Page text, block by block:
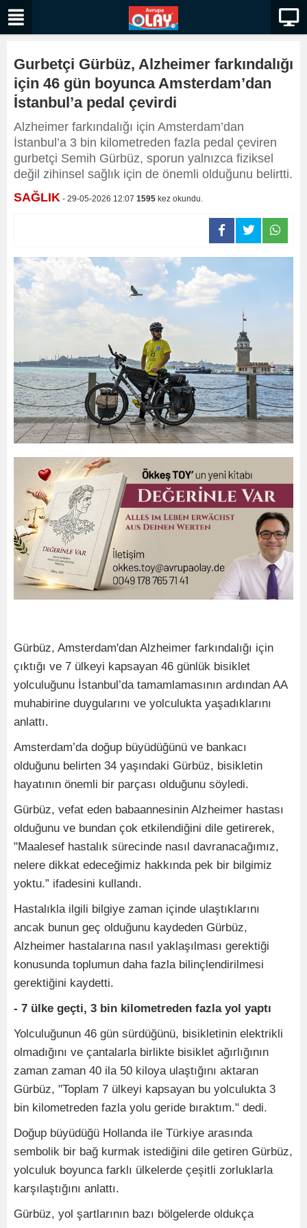
Gurbetçi Gürbüz, Alzheimer farkındalığı
için 46 gün boyunca Amsterdam’dan
İstanbul’a pedal çevirdi
Alzheimer farkındalığı için Amsterdam’dan
İstanbul’a 3 bin kilometreden fazla pedal çeviren
gurbetçi Semih Gürbüz, sporun yalnızca fiziksel
değil zihinsel sağlık için de önemli olduğunu belirtti.
SAĞLIK - 29-05-2026 12:07 1595 kez okundu.
Gürbüz, Amsterdam'dan Alzheimer farkındalığı için
çıktığı ve 7 ülkeyi kapsayan 46 günlük bisiklet
yolculuğunu İstanbul’da tamamlamasının ardından AA
muhabirine duygularını ve yolculukta yaşadıklarını
anlattı.
Amsterdam’da doğup büyüdüğünü ve bankacı
olduğunu belirten 34 yaşındaki Gürbüz, bisikletin
hayatının önemli bir parçası olduğunu söyledi.
Gürbüz, vefat eden babaannesinin Alzheimer hastası
olduğunu ve bundan çok etkilendiğini dile getirerek,
"Maalesef hastalık sürecinde nasıl davranacağımız,
nelere dikkat edeceğimiz hakkında pek bir bilgimiz
yoktu.” ifadesini kullandı.
Hastalıkla ilgili bilgiye zaman içinde ulaştıklarını
ancak bunun geç olduğunu kaydeden Gürbüz,
Alzheimer hastalarına nasıl yaklaşılması gerektiği
konusunda toplumun daha fazla bilinçlendirilmesi
gerektiğini kaydetti.
- 7 ülke geçti, 3 bin kilometreden fazla yol yaptı
Yolculuğunun 46 gün sürdüğünü, bisikletinin elektrikli
olmadığını ve çantalarla birlikte bisiklet ağırlığının
zaman zaman 40 ila 50 kiloya ulaştığını aktaran
Gürbüz, "Toplam 7 ülkeyi kapsayan bu yolculukta 3
bin kilometreden fazla yolu geride bıraktım." dedi.
Doğup büyüdüğü Hollanda ile Türkiye arasında
sembolik bir bağ kurmak istediğini dile getiren Gürbüz,
yolculuk boyunca farklı ülkelerde çeşitli zorluklarla
karşılaştığını anlattı.
Gürbüz, yol şartlarının bazı bölgelerde oldukça